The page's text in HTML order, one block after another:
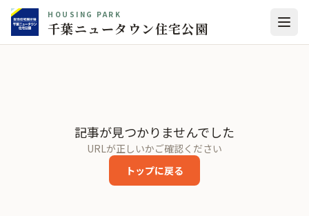
HOUSING PARK
千葉ニュータウン住宅公園
記事が見つかりませんでした
URLが正しいかご確認ください
トップに戻る